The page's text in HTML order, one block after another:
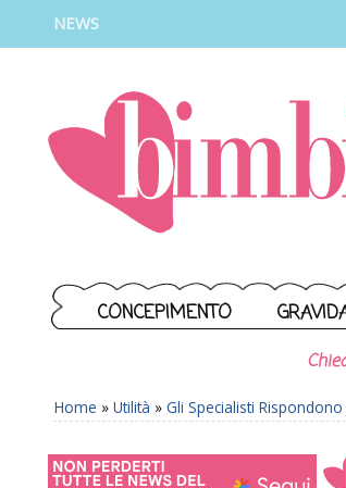
NEWS
CONCEPIMENTO
Home » Utilità » Gli Specialisti Rispondono